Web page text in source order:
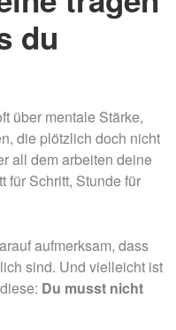
du
über mentale Stärke,
die plötzlich doch nicht
all dem arbeiten deine
für Schritt, Stunde für
aufmerksam, dass
sind. Und vielleicht ist
Du musst nicht